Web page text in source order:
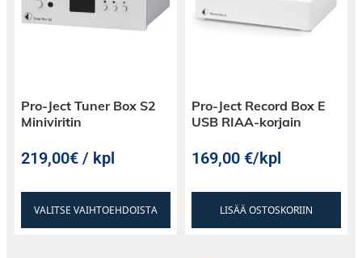
Pro-Ject Tuner Box S2
Miniviritin
219,00€ / kpl
VALITSE VAIHTOEHDOISTA
Pro-Ject Record Box E
USB RIAA-korjain
169,00€/kpl
LISÄÄ OSTOSKORIIN